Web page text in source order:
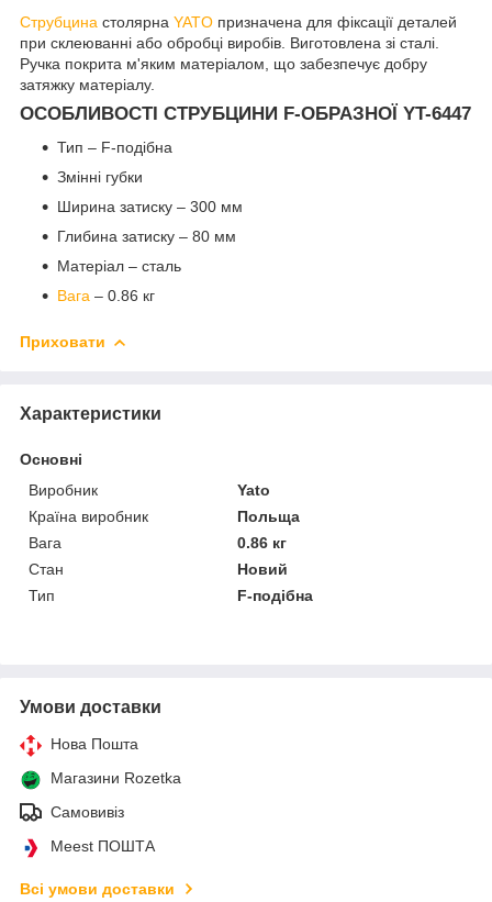
Струбцина столярна YATO призначена для фіксації деталей
при склеюванні або обробці виробів. Виготовлена зі сталі.
Ручка покрита м'яким матеріалом, що забезпечує добру
затяжку матеріалу.
ОСОБЛИВОСТІ СТРУБЦИНИ F-ОБРАЗНОЇ YT-6447
Тип – F-подібна
Змінні губки
Ширина затиску – 300 мм
Глибина затиску – 80 мм
Матеріал – сталь
Вага – 0.86 кг
Приховати
Характеристики
Основні
Виробник
Yato
Країна виробник
Польща
Вага
0.86 кг
Стан
Новий
Тип
F-подібна
Умови доставки
Нова Пошта
Магазини Rozetka
Самовивіз
Meest ПОШТА
Всі умови доставки